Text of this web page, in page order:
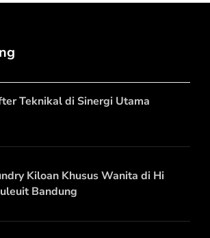
Teknikal di Sinergi Utama
Kiloan Khusus Wanita di Hi
Bandung